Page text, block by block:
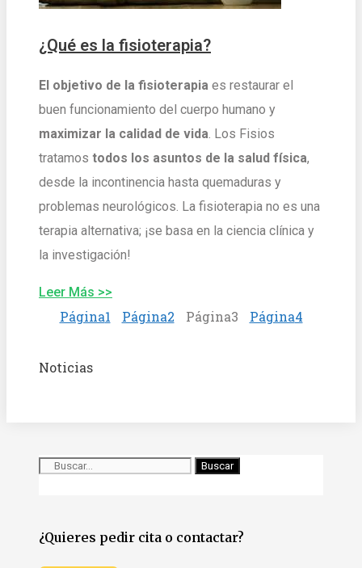
¿Qué es la fisioterapia?
El objetivo de la fisioterapia es restaurar el
buen funcionamiento del cuerpo humano y
maximizar la calidad de vida . Los Fisios
tratamos todos los asuntos de la salud física,
desde la incontinencia hasta quemaduras y
problemas neurológicos. La fisioterapia no es una
terapia alternativa; ¡se basa en la ciencia clínica y
la investigación!
Leer Más >>
Página1 Página2 Página3 Página4
Noticias
Buscar
¿Quieres pedir cita o contactar?